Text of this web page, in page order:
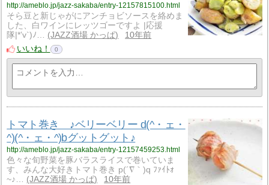
http://ameblo.jp/jazz-sakaba/entry-12157815100.html
そら豆と新じゃがにアンチョビソースを絡めま
した、白ワインにレッツゴーですよ |応援
隊|*’v`)ﾉ…
JAZZ酒場 かっぱ
10年前
いいね！
0
トマト巻き ♪ベリーベリー d(^・ェ・
^)(^・ェ・^)bグットグット♪
http://ameblo.jp/jazz-sakaba/entry-12157459253.html
色々な旬野菜を豚バラスライスで巻いていま
す、みんな大好きトマト巻き p(´∇｀)q ﾌｧｲﾄｫ
~♪…
JAZZ酒場 かっぱ
10年前